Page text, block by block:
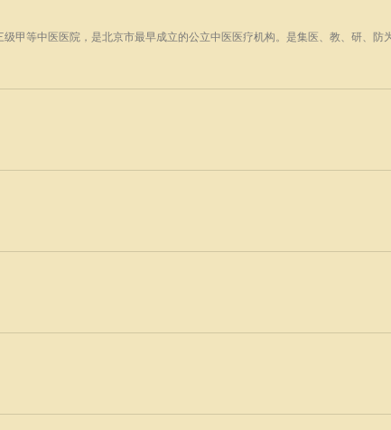
甲等中医医院，是北京市最早成立的公立中医医疗机构。是集医、教、研、防